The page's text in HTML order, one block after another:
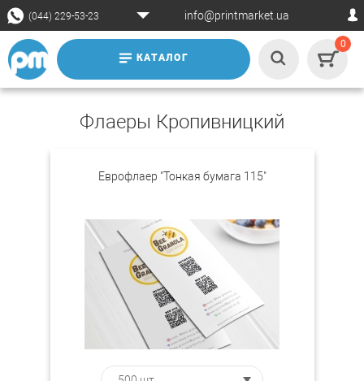
(044) 229-53-23 info@printmarket.ua
КАТАЛОГ
0
Флаеры Кропивницкий
Еврофлаер "Тонкая бумага 115"